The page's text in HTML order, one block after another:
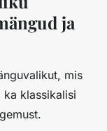
ja
mis
klassikalisi